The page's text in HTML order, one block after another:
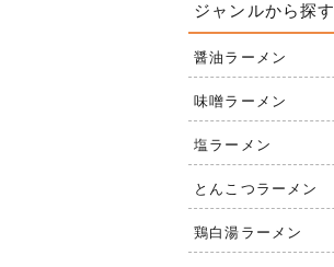
ジャンルから探す
醤油ラーメン
味噌ラーメン
塩ラーメン
とんこつラーメン
鶏白湯ラーメン